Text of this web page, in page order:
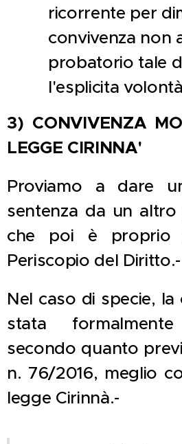
ricorrente per
convivenza non
probatorio tale
l'esplicita
3) CONVIVENZA
LEGGE CIRINNA'
Proviamo a dare
sentenza da un
che poi è proprio
Periscopio del Diritto.-
Nel caso di specie,
stata formalmente
secondo quanto
n. 76/2016, meglio
legge Cirinnà.-